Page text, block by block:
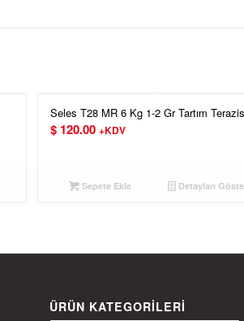
Seles T28 MR 6 Kg 1-2 Gr Tartım
$120.00 +KDV
Sepete Ekle Detayları
ÜRÜN KATEGORILERI